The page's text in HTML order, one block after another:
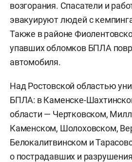
возгорания. Спасатели и
эвакуируют людей с
Также в районе
упавших обломков БПЛА
автомобиля.
Над Ростовской областью
БПЛА: в Каменске-
области — Чертковском,
Каменском, Шолоховском,
Белокалитвинском и
о пострадавших и